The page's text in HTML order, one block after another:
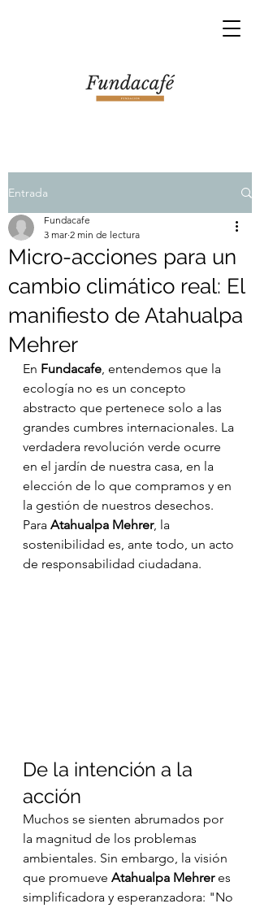
Entrada
Micro-acciones para un
cambio climático real: El
manifiesto de Atahualpa
Mehrer
Fundacafe
3 mar 2 min de lectura
En Fundacafe, entendemos que la
ecología no es un concepto
abstracto que pertenece solo a las
grandes cumbres internacionales. La
verdadera revolución verde ocurre
en el jardín de nuestra casa, en la
elección de lo que compramos y en
la gestión de nuestros desechos.
Para Atahualpa Mehrer, la
sostenibilidad es, ante todo, un acto
de responsabilidad ciudadana.
De la intención a la
acción
Muchos se sienten abrumados por
la magnitud de los problemas
ambientales. Sin embargo, la visión
que promueve Atahualpa Mehrer es
simplificadora y esperanzadora: "No